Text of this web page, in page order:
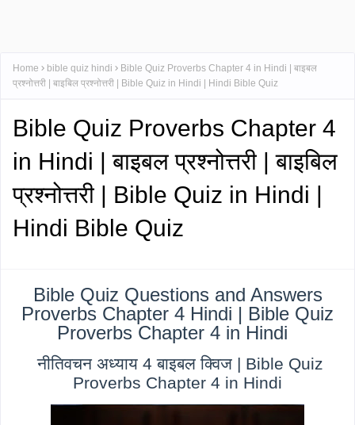
Home bible quiz hindi
Bible Quiz Proverbs Chapter 4 in Hindi | बाइबल
प्रश्नोत्तरी | बाइबिल प्रश्नोत्तरी | Bible Quiz in Hindi | Hindi Bible Quiz
Bible Quiz Proverbs Chapter 4
in Hindi | बाइबल प्रश्नोत्तरी | बाइबिल
प्रश्नोत्तरी | Bible Quiz in Hindi |
Hindi Bible Quiz
Bible Quiz Questions and Answers
Proverbs Chapter 4 Hindi | Bible Quiz
Proverbs Chapter 4 in Hindi
नीतिवचन अध्याय 4 बाइबल क्विज | Bible Quiz
Proverbs Chapter 4 in Hindi